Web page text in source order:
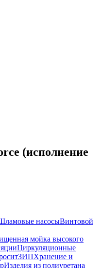
(исполнение
насосыВинтовой
мойка высокого
Циркуляционные
ЗИПХранение и
Изделия из полиуретана